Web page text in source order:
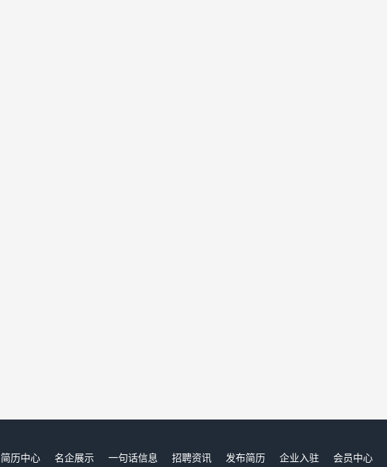
简历中心 名企展示 一句话信息 招聘资讯 发布简历 企业入驻 会员中心